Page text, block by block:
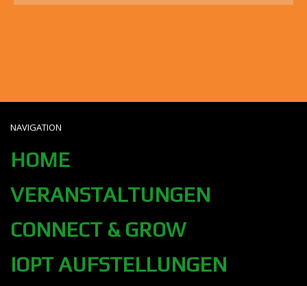
NAVIGATION
HOME
VERANSTALTUNGEN
CONNECT & GROW
IOPT AUFSTELLUNGEN